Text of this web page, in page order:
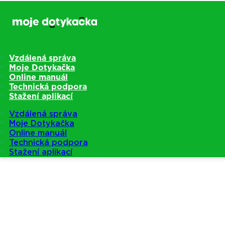
Vzdálená správa
Moje Dotykačka
Online manuál
Technická podpora
Stažení aplikací
Vzdálená správa
Moje Dotykačka
Online manuál
Technická podpora
Stažení aplikací